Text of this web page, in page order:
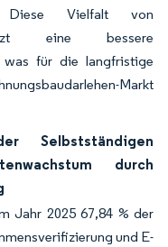
Diese Vielfalt von
eine bessere
was für die langfristige
Markt
Selbstständigen
durch
Jahr 2025 67,84 % der
und E-